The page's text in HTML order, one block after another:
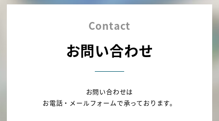
Contact
お問い合わせ
お問い合わせは
お電話・メールフォームで承っております。